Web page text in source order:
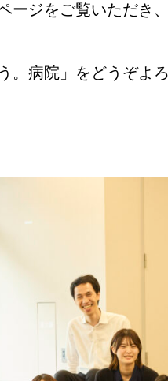
ージをご覧いただき
。病院」をどうぞよ